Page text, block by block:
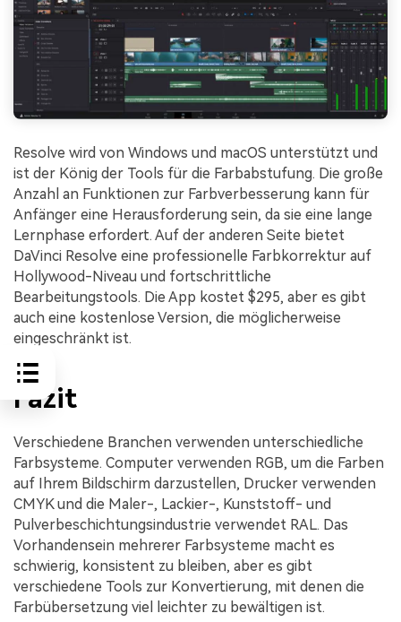
Resolve wird von Windows und macOS unterstützt und
ist der König der Tools für die Farbabstufung. Die große
Anzahl an Funktionen zur Farbverbesserung kann für
Anfänger eine Herausforderung sein, da sie eine lange
Lernphase erfordert. Auf der anderen Seite bietet
DaVinci Resolve eine professionelle Farbkorrektur auf
Hollywood-Niveau und fortschrittliche
Bearbeitungstools. Die App kostet $295, aber es gibt
auch eine kostenlose Version, die möglicherweise
eingeschränkt ist.
Fazit
Verschiedene Branchen verwenden unterschiedliche
Farbsysteme. Computer verwenden RGB, um die Farben
auf Ihrem Bildschirm darzustellen, Drucker verwenden
CMYK und die Maler-, Lackier-, Kunststoff- und
Pulverbeschichtungsindustrie verwendet RAL. Das
Vorhandensein mehrerer Farbsysteme macht es
schwierig, konsistent zu bleiben, aber es gibt
verschiedene Tools zur Konvertierung, mit denen die
Farbübersetzung viel leichter zu bewältigen ist.